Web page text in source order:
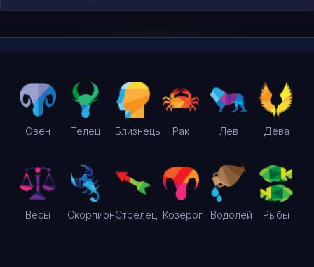
Овен Телец Близнецы Рак Лев Дева
Весы СкорпионСтрелец Козерог Водолей Рыбы